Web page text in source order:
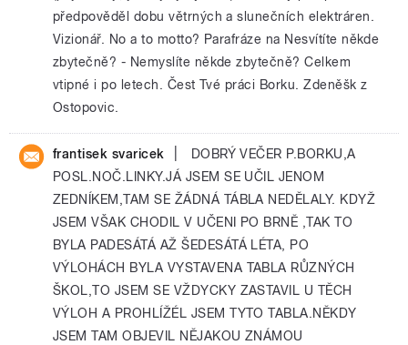
předpověděl dobu větrných a slunečních elektráren.
Vizionář. No a to motto? Parafráze na Nesvítíte někde
zbytečně? - Nemyslíte někde zbytečně? Celkem
vtipné i po letech. Čest Tvé práci Borku. Zdeněšk z
Ostopovic.
frantisek svaricek
DOBRÝ VEČER P.BORKU,A
POSL.NOČ.LINKY.JÁ JSEM SE UČIL JENOM
ZEDNÍKEM,TAM SE ŽÁDNÁ TÁBLA NEDĚLALY. KDYŽ
JSEM VŠAK CHODIL V UČENI PO BRNĚ ,TAK TO
BYLA PADESÁTÁ AŽ ŠEDESÁTÁ LÉTA, PO
VÝLOHÁCH BYLA VYSTAVENA TABLA RŮZNÝCH
ŠKOL,TO JSEM SE VŽDYCKY ZASTAVIL U TĚCH
VÝLOH A PROHLÍŽÉL JSEM TYTO TABLA.NĚKDY
JSEM TAM OBJEVIL NĚJAKOU ZNÁMOU